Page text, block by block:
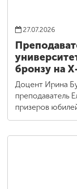
27.07.2026
бронзу на
Доцент Ирина
преподаватель
призеров